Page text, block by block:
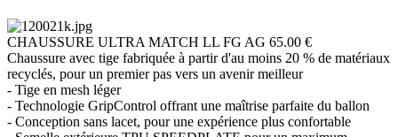
CHAUSSURE ULTRA MATCH LL FG AG 65.00 €
Chaussure avec tige fabriquée à partir d'au moins 20 % de matériaux
recyclés, pour un premier pas vers un avenir meilleur
- Tige en mesh léger
- Technologie GripControl offrant une maîtrise parfaite du ballon
- Conception sans lacet, pour une expérience plus confortable